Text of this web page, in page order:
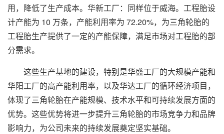
用，降低了生产成本。华新工厂：同样位于威海。工程胎设
计产能为 10 万条，产能利用率为 72.20%，为三角轮胎的
工程胎生产提供了一定的产能保障，满足市场对工程胎的部
分需求。
这些生产基地的建设，特别是华盛工厂的大规模产能和
华阳工厂的高产能利用率，以及华达工厂的循环经济项目，
体现了三角轮胎在产能规模、技术水平和可持续发展方面的
优势。这些优势将进一步提升三角轮胎的市场竞争力和品牌
影响力，为公司未来的持续发展奠定坚实基础。